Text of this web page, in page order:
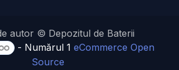
autor © Depozitul de Baterii
- Numărul 1 eCommerce Open
Source